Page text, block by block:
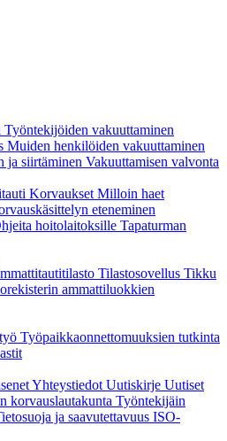
Työntekijöiden vakuuttaminen
Muiden henkilöiden vakuuttaminen
ja siirtäminen Vakuuttamisen valvonta
Korvaukset Milloin haet
eteneminen
hoitolaitoksille Tapaturman
Tilastosovellus Tikku
ammattiluokkien
Työpaikkaonnettomuuksien tutkinta
Yhteystiedot Uutiskirje Uutiset
korvauslautakunta Työntekijäin
ja saavutettavuus ISO-